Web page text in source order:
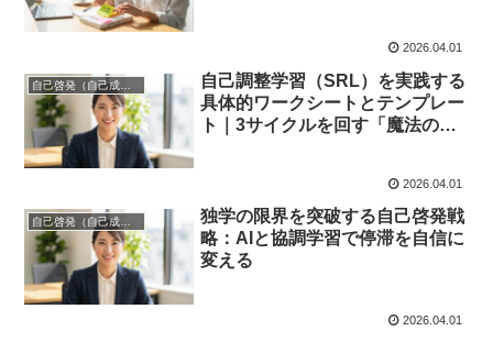
2026.04.01
自己啓発（自己成長）
自己調整学習（SRL）を実践する
具体的ワークシートとテンプレー
ト｜3サイクルを回す「魔法の問
2026.04.01
自己啓発（自己成長）
独学の限界を突破する自己啓発戦
略：AIと協調学習で停滞を自信に
変える
2026.04.01